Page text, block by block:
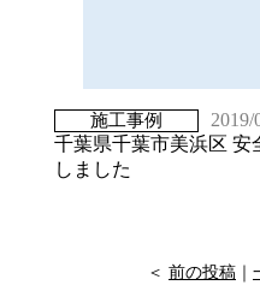
施工事例
2019/
千葉県千葉市美浜区 安
しました
＜ 前の投稿